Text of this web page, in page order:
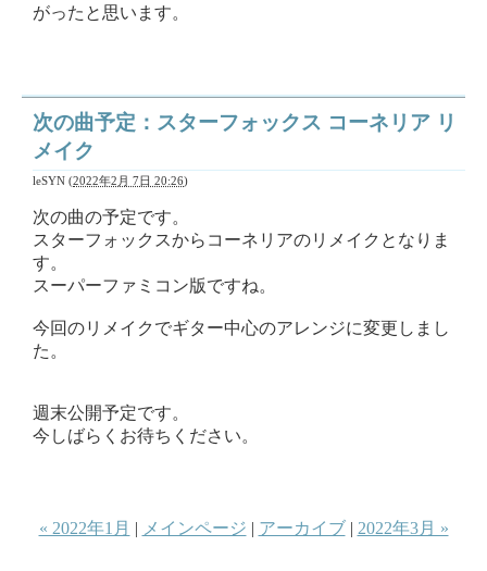
がったと思います。
次の曲予定：スターフォックス コーネリア リ
メイク
leSYN (2022年2月 7日 20:26)
次の曲の予定です。
スターフォックスからコーネリアのリメイクとなりま
す。
スーパーファミコン版ですね。
今回のリメイクでギター中心のアレンジに変更しまし
た。
週末公開予定です。
今しばらくお待ちください。
« 2022年1月 | メインページ | アーカイブ| 2022年3月 »